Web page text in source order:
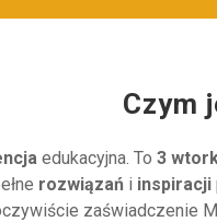
Czym
edukacyjna. To 3
rozwiązań i inspiracji
zaświadczenie